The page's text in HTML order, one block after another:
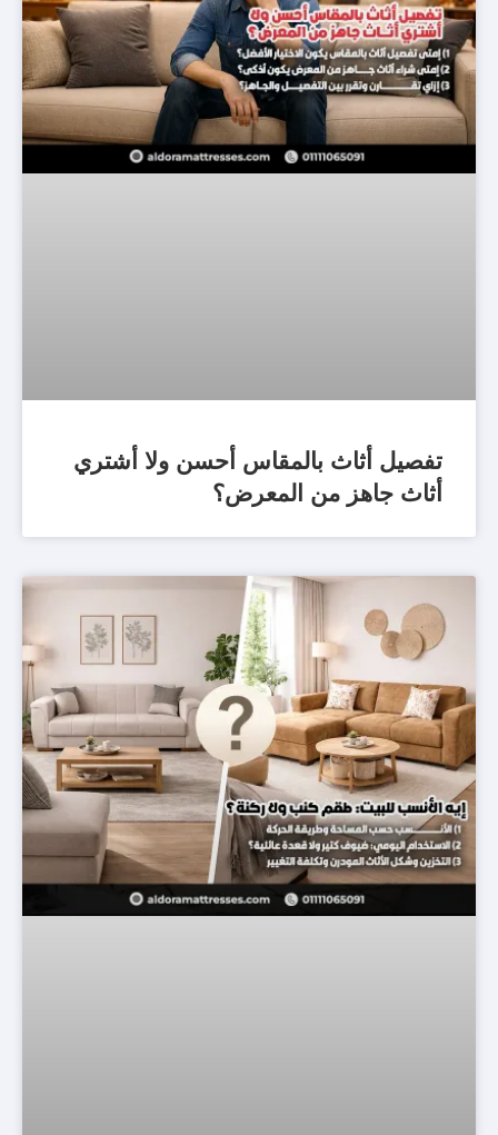
تفصيل أثاث بالمقاس أحسن ولا أشتري
أثاث جاهز من المعرض؟